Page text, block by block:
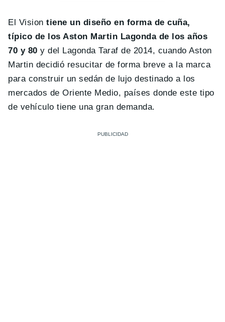
El Visiontiene un diseño en forma de cuña,
típico de los Aston Martin Lagonda de los años
70 y 80 y del Lagonda Taraf de 2014, cuando Aston
Martin decidió resucitar de forma breve a la marca
para construir un sedán de lujo destinado a los
mercados de Oriente Medio, países donde este tipo
de vehículo tiene una gran demanda.